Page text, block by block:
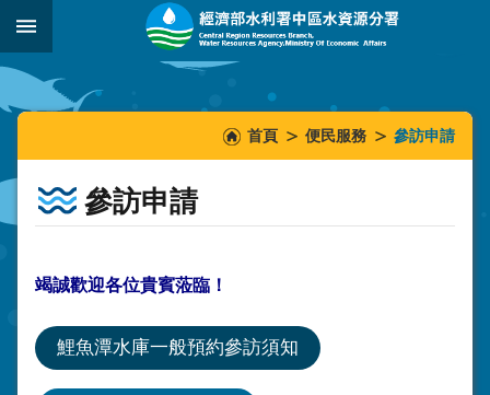
跳到主要內容區塊
_
::::::
首頁 便民服務 參訪申請
參訪申請
竭誠歡迎各位貴賓蒞臨！
鯉魚潭水庫一般預約參訪須知